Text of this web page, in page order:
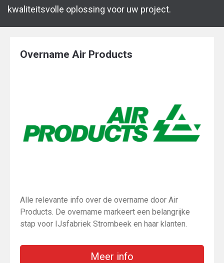
kwaliteitsvolle oplossing voor uw project.
Overname Air Products
Alle relevante info over de overname door Air
Products. De overname markeert een belangrijke
stap voor IJsfabriek Strombeek en haar klanten.
Meer info